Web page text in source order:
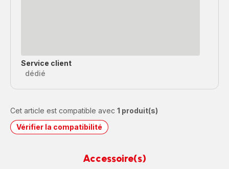
Service client
dédié
Cet article est compatible avec 1 produit(s)
Vérifier la compatibilité
Accessoire(s)